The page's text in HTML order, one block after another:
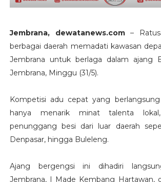
Jembrana, dewatanews.com–
berbagai daerah memadati kawasan
Jembrana untuk berlaga dalam ajang
Jembrana, Minggu (31/5).
Kompetisi adu cepat yang
hanya menarik minat talenta
penunggang besi dari luar daerah
Denpasar, hingga Buleleng.
​Ajang bergengsi ini dihadiri
Jembrana, I Made Kembang Hartawan,